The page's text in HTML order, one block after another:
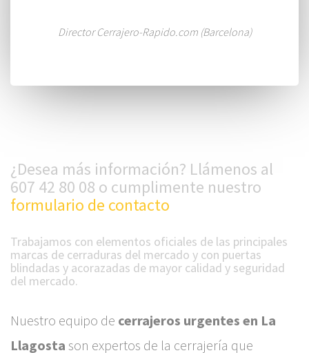
Director Cerrajero-Rapido.com (Barcelona)
¿Desea más información? Llámenos al
607 42 80 08 o cumplimente nuestro
formulario de contacto
Trabajamos con elementos oficiales de las principales
marcas de cerraduras del mercado y con puertas
blindadas y acorazadas de mayor calidad y seguridad
del mercado.
Nuestro equipo de cerrajeros urgentes en La
Llagosta son expertos de la cerrajería que